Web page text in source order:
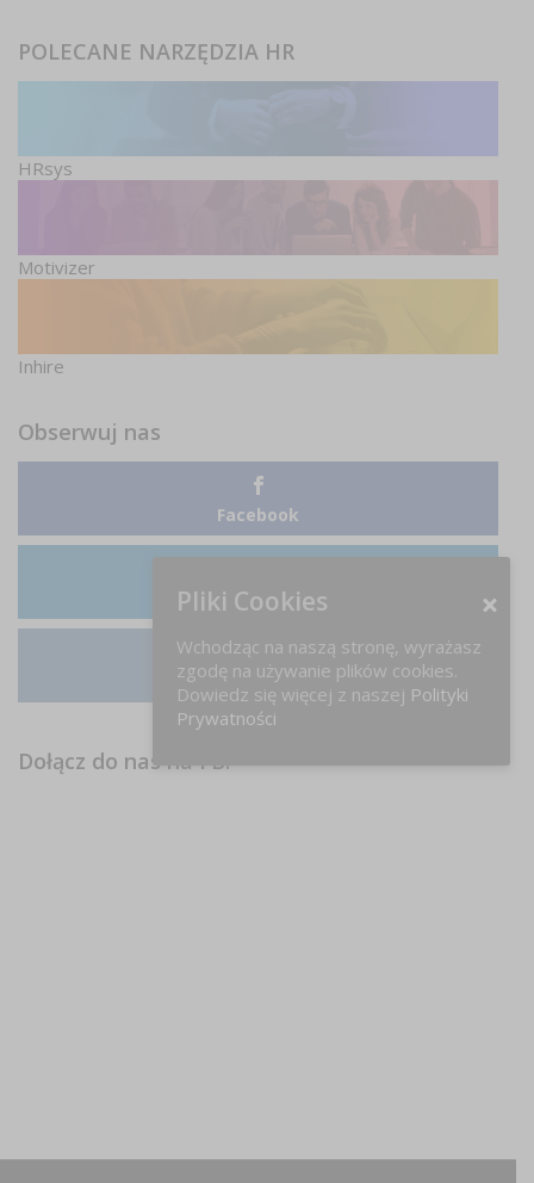
POLECANE NARZĘDZIA HR
HRsys
Motivizer
Inhire
Obserwuj nas
Facebook
LinkedIn
Instagram
Dołącz do nas na FB!
Pliki Cookies
Wchodząc na naszą stronę, wyrażasz
zgodę na używanie plików cookies.
Dowiedz się więcej z naszej Polityki
Prywatności